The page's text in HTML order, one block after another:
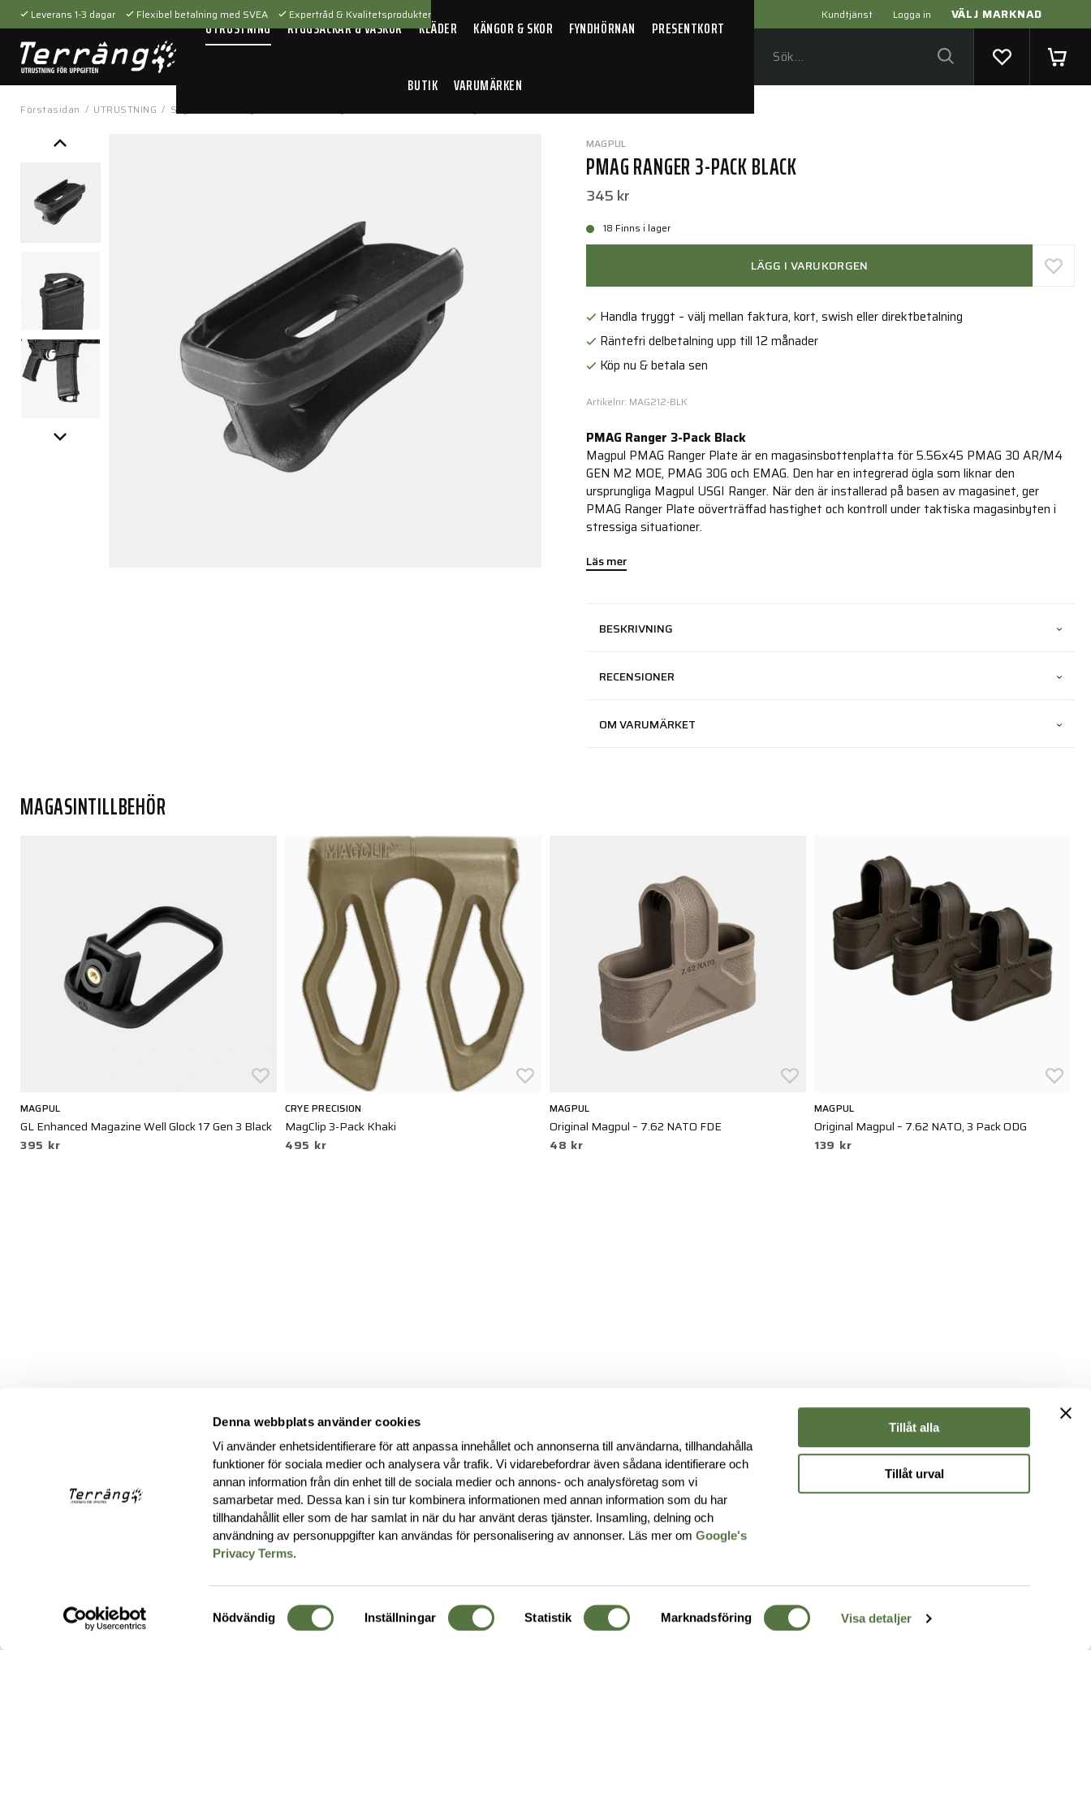
Denna webbplats använder cookies
Vi använder enhetsidentifierare för att anpassa innehållet och annonserna till användarna, tillhandahålla
funktioner för sociala medier och analysera vår trafik. Vi vidarebefordrar även sådana identifierare och
annan information från din enhet till de sociala medier och annons- och analysföretag som vi
samarbetar med. Dessa kan i sin tur kombinera informationen med annan information som du har
tillhandahållit eller som de har samlat in när du har använt deras tjänster. Insamling, delning och
användning av personuppgifter kan användas för personalisering av annonser. Läs mer omGoogle's
Privacy Terms.
Samtyckesval
Nödvändig Inställningar Statistik Marknadsföring Visa detaljer
Tillåt alla
Tillåt urval
Kundtjänst Logga in VÄLJ MARKNAD
Leverans 1-3 dagar Flexibel betalning med SVEA Expertråd & Kvalitetsprodukter
UTRUSTNING RYGGSÄCKAR & VÄSKOR KLÄDER KÄNGOR & SKOR FYNDHÖRNAN PRESENTKORT
BUTIK VARUMÄRKEN
Förstasidan / UTRUSTNING / Skytteutrustning
MAGPUL
PMAG RANGER 3-PACK BLACK
345 kr
18 Finns i lager
LÄGG I VARUKORGEN
Handla tryggt – välj mellan faktura, kort, swish eller direktbetalning
Räntefri delbetalning upp till 12 månader
Köp nu & betala sen
Artikelnr: MAG212-BLK
PMAG Ranger 3-Pack Black
Magpul PMAG Ranger Plate är en magasinsbottenplatta för 5.56x45 PMAG 30 AR/M4
GEN M2 MOE, PMAG 30G och EMAG. Den har en integrerad ögla som liknar den
ursprungliga Magpul USGI Ranger. När den är installerad på basen av magasinet, ger
PMAG Ranger Plate oöverträffad hastighet och kontroll under taktiska magasinbyten i
stressiga situationer.
Läs mer
BESKRIVNING
RECENSIONER
OM VARUMÄRKET
MAGASINTILLBEHÖR
MAGPUL
GL Enhanced Magazine Well Glock 17 Gen 3 Black
395 kr
CRYE PRECISION
MagClip 3-Pack Khaki
495 kr
MAGPUL
Original Magpul – 7.62 NATO FDE
48 kr
MAGPUL
Original Magpul – 7.62 NATO, 3 Pack ODG
139 kr